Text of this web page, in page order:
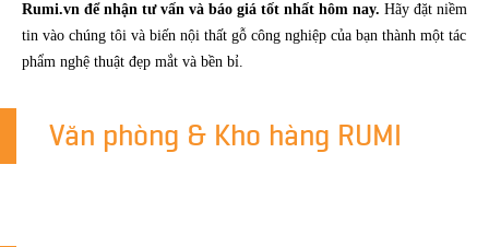
Rumi.vn để nhận tư vấn và báo giá tốt nhất hôm nay. Hãy đặt niềm
tin vào chúng tôi và biến nội thất gỗ công nghiệp của bạn thành một tác
phẩm nghệ thuật đẹp mắt và bền bỉ.
Văn phòng & Kho hàng RUMI